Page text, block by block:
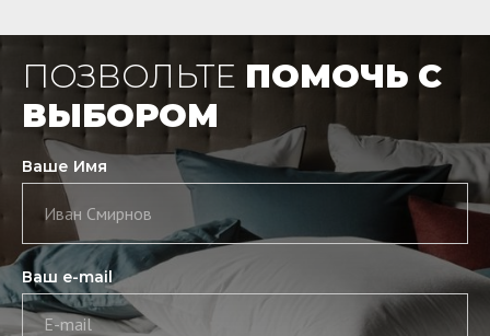
ПОЗВОЛЬТЕ ПОМОЧЬ С
ВЫБОРОМ
Ваше Имя
Иван Смирнов
Ваш e-mail
E-mail